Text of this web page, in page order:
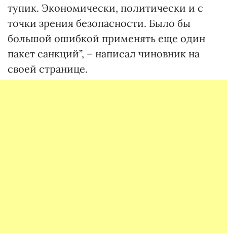
тупик. Экономически, политически и с
точки зрения безопасности. Было бы
большой ошибкой применять еще один
пакет санкций”, – написал чиновник на
своей странице.